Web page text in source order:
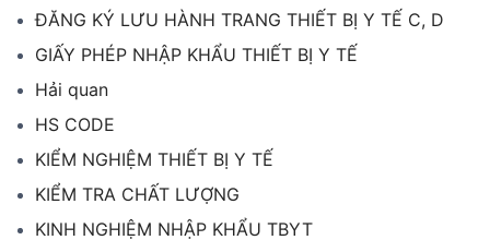
ĐĂNG KÝ LƯU HÀNH TRANG THIẾT BỊ Y TẾ C, D
GIẤY PHÉP NHẬP KHẨU THIẾT BỊ Y TẾ
Hải quan
HS CODE
KIỂM NGHIỆM THIẾT BỊ Y TẾ
KIỂM TRA CHẤT LƯỢNG
KINH NGHIỆM NHẬP KHẨU TBYT